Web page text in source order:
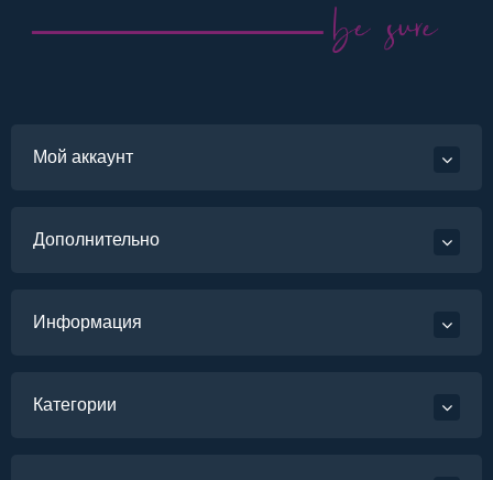
Мой аккаунт
Дополнительно
Информация
Категории